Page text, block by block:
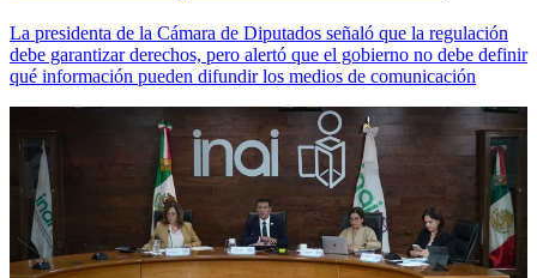
La presidenta de la Cámara de Diputados señaló que la regulación
debe garantizar derechos, pero alertó que el gobierno no debe definir
qué información pueden difundir los medios de comunicación